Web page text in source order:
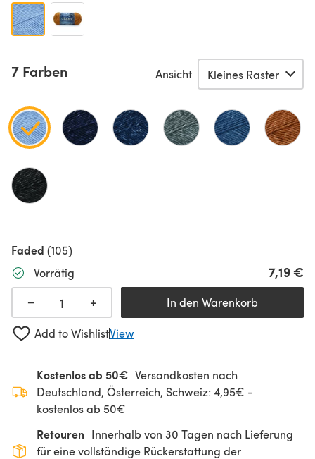
7 Farben Ansicht
Faded (105)
Vorrätig
7,19 €
−
+ In den Warenkorb
Add to WishlistView
Kostenlos ab 50€ Versandkosten nach
Deutschland, Österreich, Schweiz: 4,95€ -
kostenlos ab 50€
Retouren Innerhalb von 30 Tagen nach Lieferung
für eine vollständige Rückerstattung der